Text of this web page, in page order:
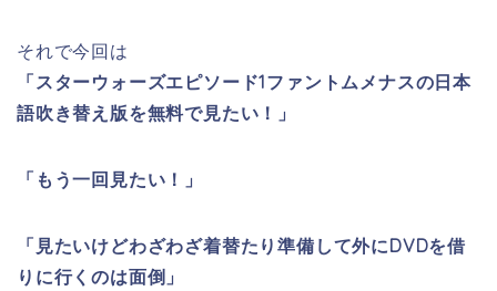
それで今回は
「スターウォーズエピソード1ファントムメナスの日本
語吹き替え版を無料で見たい！」
「もう一回見たい！」
「見たいけどわざわざ着替たり準備して外にDVDを借
りに行くのは面倒」